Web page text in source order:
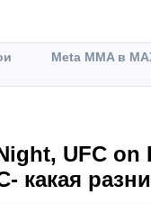
Meta MMA в
UFC on
какая